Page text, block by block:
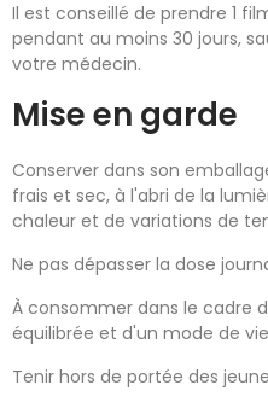
Il est conseillé de prendre 1
pendant au moins 30 jours,
votre médecin.
Mise en garde
Conserver dans son
frais et sec, à l'abri de la
chaleur et de variations de
Ne pas dépasser la dose
À consommer dans le cadre
équilibrée et d'un mode de
Tenir hors de portée des